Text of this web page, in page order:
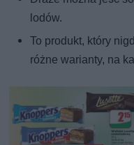
lodów.
To produkt, który
różne warianty, na